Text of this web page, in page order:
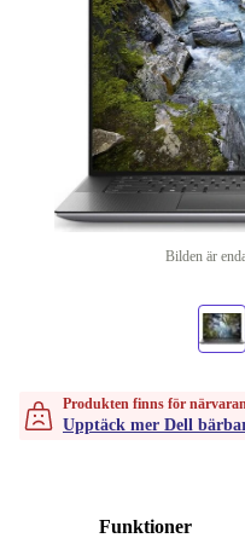
Bilden är
Produkten finns för
Upptäck mer Dell
Funktioner